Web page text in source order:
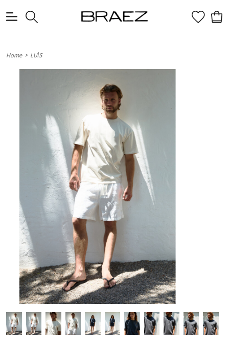
Home> LUİS